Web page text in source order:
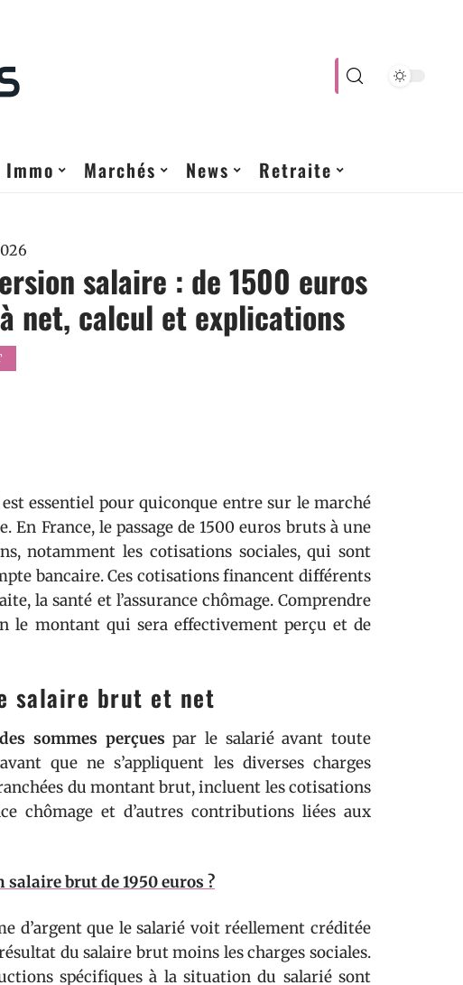
Immo Marchés News Retraite
salaire : de 1500 euros
net, calcul et explications
essentiel pour quiconque entre sur le marché
France, le passage de 1500 euros bruts à une
notamment les cotisations sociales, qui sont
bancaire. Ces cotisations financent différents
la santé et l’assurance chômage. Comprendre
le montant qui sera effectivement perçu et de
salaire brut et net
sommes perçues par le salarié avant toute
que ne s’appliquent les diverses charges
du montant brut, incluent les cotisations
chômage et d’autres contributions liées aux
salaire brut de 1950 euros ?
d’argent que le salarié voit réellement créditée
du salaire brut moins les charges sociales.
spécifiques à la situation du salarié sont